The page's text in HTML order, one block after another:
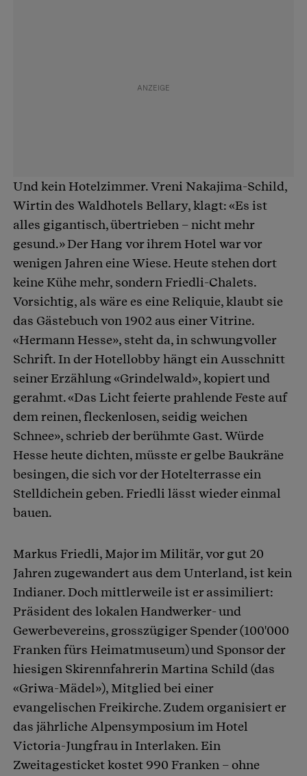
Und kein Hotelzimmer. Vreni Nakajima-Schild,
Wirtin des Waldhotels Bellary, klagt: «Es ist
alles gigantisch, übertrieben – nicht mehr
gesund.» Der Hang vor ihrem Hotel war vor
wenigen Jahren eine Wiese. Heute stehen dort
keine Kühe mehr, sondern Friedli-Chalets.
Vorsichtig, als wäre es eine Reliquie, klaubt sie
das Gästebuch von 1902 aus einer Vitrine.
«Hermann Hesse», steht da, in schwungvoller
Schrift. In der Hotellobby hängt ein Ausschnitt
seiner Erzählung «Grindelwald», kopiert und
gerahmt. «Das Licht feierte prahlende Feste auf
dem reinen, fleckenlosen, seidig weichen
Schnee», schrieb der berühmte Gast. Würde
Hesse heute dichten, müsste er gelbe Baukräne
besingen, die sich vor der Hotelterrasse ein
Stelldichein geben. Friedli lässt wieder einmal
bauen.
Markus Friedli, Major im Militär, vor gut 20
Jahren zugewandert aus dem Unterland, ist kein
Indianer. Doch mittlerweile ist er assimiliert:
Präsident des lokalen Handwerker- und
Gewerbevereins, grosszügiger Spender (100'000
Franken fürs Heimatmuseum) und Sponsor der
hiesigen Skirennfahrerin Martina Schild (das
«Griwa-Mädel»), Mitglied bei einer
evangelischen Freikirche. Zudem organisiert er
das jährliche Alpensymposium im Hotel
Victoria-Jungfrau in Interlaken. Ein
Zweitagesticket kostet 990 Franken – ohne